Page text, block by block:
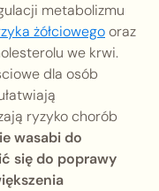
metabolizmu
żółciowegooraz
we krwi.
dla osób
ryzyko chorób
wasabi do
się do poprawy